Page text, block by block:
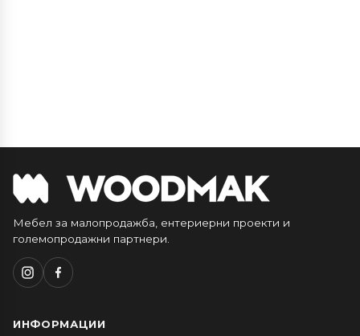
Мебел за малопродажба, ентериерни проекти и
големопродажни партнери.
ИНФОРМАЦИИ